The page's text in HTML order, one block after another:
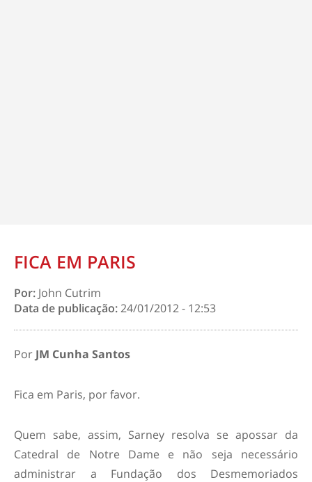
FICA EM PARIS
Por: John Cutrim
Data de publicação:24/01/2012 - 12:53
Por JM Cunha Santos
Fica em Paris, por favor.
Quem sabe, assim, Sarney resolva se apossar da
Catedral de Notre Dame e não seja necessário
administrar a Fundação dos Desmemoriados